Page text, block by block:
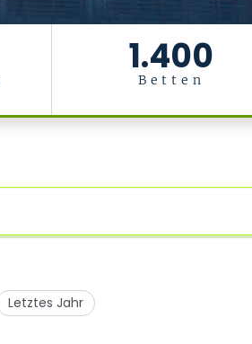
1.400
Betten
Letztes Jahr